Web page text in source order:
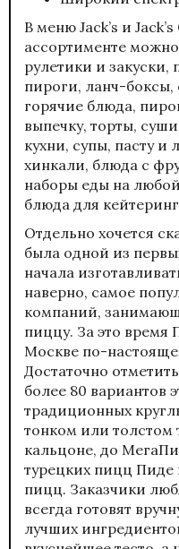
В меню Jack’s и
ассортименте
рулетики и
пироги, ланч-боксы,
горячие блюда,
выпечку, торты,
кухни, супы, пасту и
хинкали, блюда с
наборы еды на
блюда для
Отдельно хочется
была одной из
начала
наверно, самое
компаний,
пиццу. За это время
Москве по-
Достаточно
более 80 вариантов
традиционных
тонком или толстом
кальцоне, до
турецких пицц Пиде
пицц. Заказчики
всегда готовят
лучших